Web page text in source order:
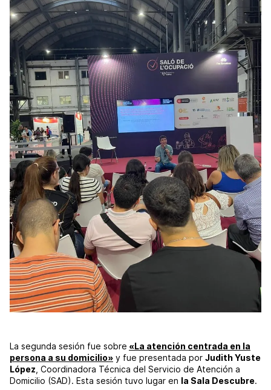
La segunda sesión fue sobre «La atención centrada en la
persona a su domicilio» y fue presentada por Judith Yuste
López , Coordinadora Técnica del Servicio de Atención a
Domicilio (SAD). Esta sesión tuvo lugar en la Sala Descubre.